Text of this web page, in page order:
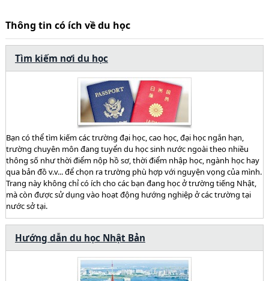
Thông tin có ích về du học
Tìm kiếm nơi du học
Bạn có thể tìm kiếm các trường đại học, cao học, đại học ngắn hạn,
trường chuyên môn đang tuyển du học sinh nước ngoài theo nhiều
thông số như thời điểm nộp hồ sơ, thời điểm nhập học, ngành học hay
qua bản đồ v.v... để chọn ra trường phù hợp với nguyện vọng của mình.
Trang này không chỉ có ích cho các bạn đang học ở trường tiếng Nhật,
mà còn được sử dụng vào hoạt động hướng nghiệp ở các trường tại
nước sở tại.
Hướng dẫn du học Nhật Bản